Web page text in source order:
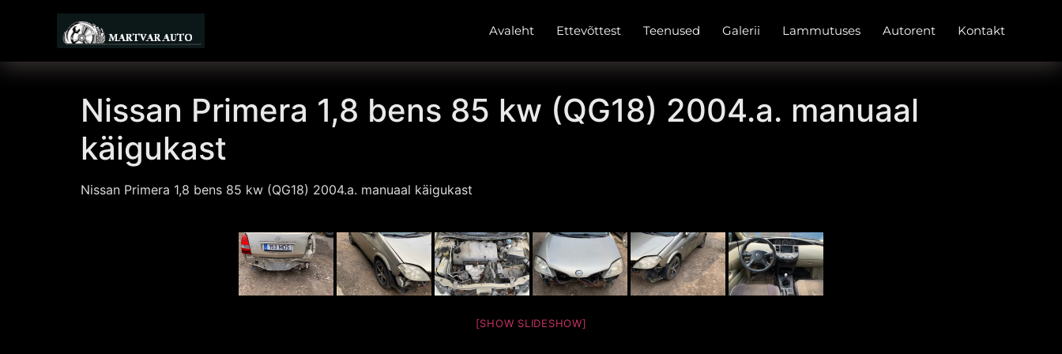
Avaleht Ettevõttest Teenused Galerii Lammutuses Autorent Kontakt
Nissan Primera 1,8 bens 85 kw (QG18) 2004.a. manuaal
käigukast
Nissan Primera 1,8 bens 85 kw (QG18) 2004.a. manuaal käigukast
[SHOW SLIDESHOW]